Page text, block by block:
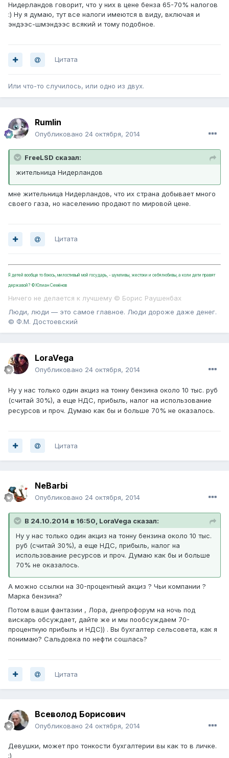
Нидерландов говорит, что у них в цене бенза 65-70% налогов
:) Ну я думаю, тут все налоги имеются в виду, включая и
эндээс-шмэндээс всякий и тому подобное.
Цитата
Или что-то случилось, или одно из двух.
Rumlin
Опубликовано 24 октября, 2014
FreeLSD сказал:
жительница Нидерландов
мне жительница Нидерландов, что их страна добывает много
своего газа, но населению продают по мировой цене.
Цитата
Я детей вообще то боюсь, милостивый мой государь, - шумливы, жестоки и себялюбивы, а коли дети правят
державой? ©Юлиан Семёнов
Ничего не делается к лучшему © Борис Раушенбах
Люди, люди — это самое главное. Люди дороже даже денег.
© Ф.М. Достоевский
LoraVega
Опубликовано 24 октября, 2014
Ну у нас только один акциз на тонну бензина около 10 тыс. руб
(считай 30%), а еще НДС, прибыль, налог на использование
ресурсов и проч. Думаю как бы и больше 70% не оказалось.
Цитата
NeBarbi
Опубликовано 24 октября, 2014
В 24.10.2014 в 16:50, LoraVega сказал:
Ну у нас только один акциз на тонну бензина около 10 тыс.
руб (считай 30%), а еще НДС, прибыль, налог на
использование ресурсов и проч. Думаю как бы и больше
70% не оказалось.
А можно ссылки на 30-процентный акциз ? Чьи компании ?
Марка бензина?
Потом ваши фантазии , Лора, днепрофорум на ночь под
вискарь обсуждает, дайте же и мы пообсуждаем 70-
процентную прибыль и НДС)) . Вы бухгалтер сельсовета, как я
понимаю? Сальдовка по нефти сошлась?
Цитата
Всеволод Борисович
Опубликовано 24 октября, 2014
Девушки, может про тонкости бухгалтерии вы как то в личке.
:)